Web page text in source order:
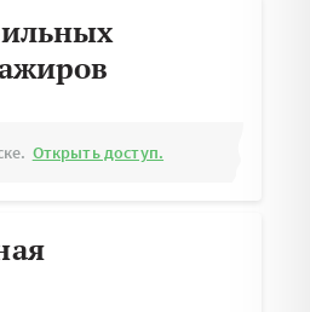
Открыть доступ.